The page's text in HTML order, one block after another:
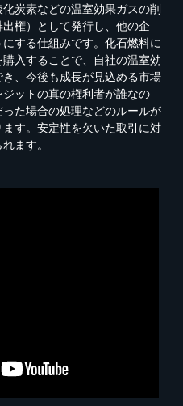
炭素などの温室効果ガスの削
権）として発行し、他の企
する仕組みです。化石燃料に
入することで、自社の温室効
、今後も成長が見込める市場
ットの真の権利者が誰なの
た場合の処理などのルールが
す。安定性を欠いた取引に対
ます。